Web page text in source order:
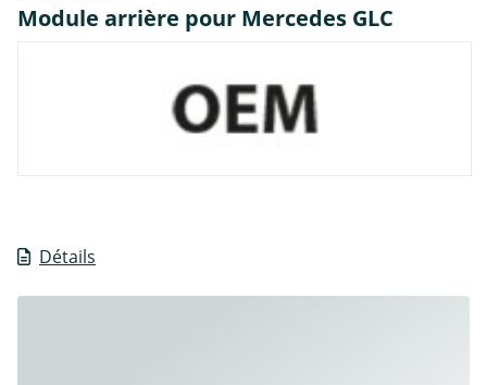
Module arrière pour Mercedes GLC
Détails